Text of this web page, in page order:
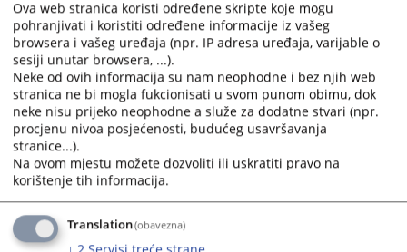
and
select
a
date.
Press
the
question
mark
key
get
the
and
select
a
date.
Press
the
question
mark
key
the
Ova web stranica koristi određene skripte koje mogu
pohranjivati i koristiti određene informacije iz vašeg
browsera i vašeg uređaja (npr. IP adresa uređaja, varijable o
sesiji unutar browsera, ...).
Neke od ovih informacija su nam neophodne i bez njih web
stranica ne bi mogla fukcionisati u svom punom obimu, dok
neke nisu prijeko neophodne a služe za dodatne stvari (npr.
procjenu nivoa posjećenosti, budućeg usavršavanja
stranice...).
Na ovom mjestu možete dozvoliti ili uskratiti pravo na
korištenje tih informacija.
Translation(obavezna)